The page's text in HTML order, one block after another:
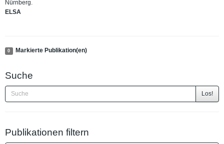
Nürnberg.
ELSA
0 Markierte Publikation(en)
Suche
Los!
Publikationen filtern